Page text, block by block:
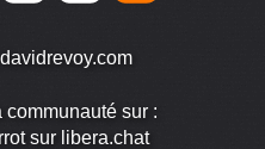
sur :
sur libera.chat